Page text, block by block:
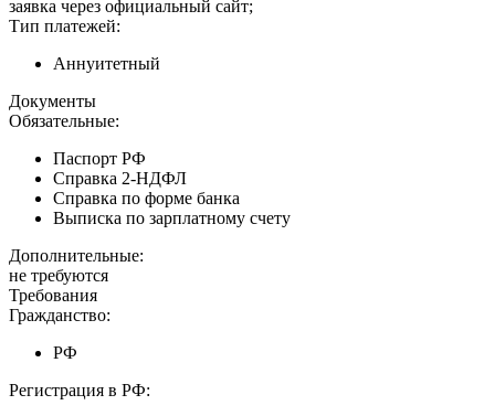
заявка через официальный сайт;
Тип платежей:
Аннуитетный
Документы
Обязательные:
Паспорт РФ
Справка 2-НДФЛ
Справка по форме банка
Выписка по зарплатному счету
Дополнительные:
не требуются
Требования
Гражданство:
РФ
Регистрация в РФ: